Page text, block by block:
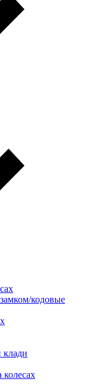
кодовые
клади